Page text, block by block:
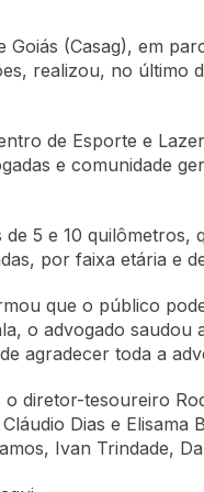
Goiás (Casag), em
realizou, no último
de Esporte e
e comunidade
5 e 10 quilômetros,
por faixa etária e
que o público
o advogado
agradecer toda a
diretor-tesoureiro
Dias e
Ivan Trindade,